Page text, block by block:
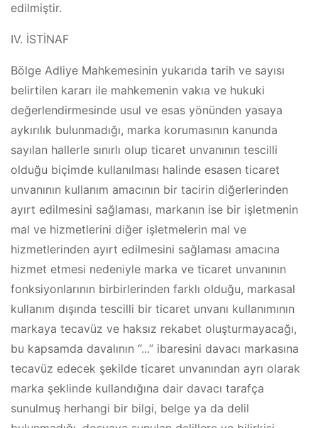
edilmiştir.
IV. İSTİNAF
Bölge Adliye Mahkemesinin yukarıda tarih ve sayısı
belirtilen kararı ile mahkemenin vakıa ve hukuki
değerlendirmesinde usul ve esas yönünden yasaya
aykırılık bulunmadığı, marka korumasının kanunda
sayılan hallerle sınırlı olup ticaret unvanının tescilli
olduğu biçimde kullanılması halinde esasen ticaret
unvanının kullanım amacının bir tacirin diğerlerinden
ayırt edilmesini sağlaması, markanın ise bir işletmenin
mal ve hizmetlerini diğer işletmelerin mal ve
hizmetlerinden ayırt edilmesini sağlaması amacına
hizmet etmesi nedeniyle marka ve ticaret unvanının
fonksiyonlarının birbirlerinden farklı olduğu, markasal
kullanım dışında tescilli bir ticaret unvanı kullanımının
markaya tecavüz ve haksız rekabet oluşturmayacağı,
bu kapsamda davalının “...” ibaresini davacı markasına
tecavüz edecek şekilde ticaret unvanından ayrı olarak
marka şeklinde kullandığına dair davacı tarafça
sunulmuş herhangi bir bilgi, belge ya da delil